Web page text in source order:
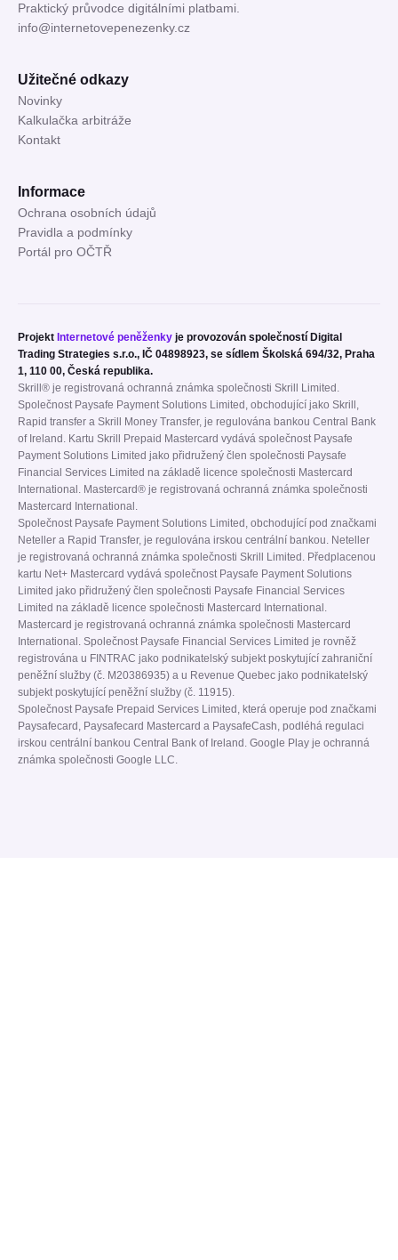
Praktický průvodce digitálními platbami.
info@internetovepenezenky.cz
Užitečné odkazy
Novinky
Kalkulačka arbitráže
Kontakt
Informace
Ochrana osobních údajů
Pravidla a podmínky
Portál pro OČTŘ
Projekt Internetové peněženky je provozován společností Digital
Trading Strategies s.r.o., IČ 04898923, se sídlem Školská 694/32, Praha
1, 110 00, Česká republika.
Skrill® je registrovaná ochranná známka společnosti Skrill Limited.
Společnost Paysafe Payment Solutions Limited, obchodující jako Skrill,
Rapid transfer a Skrill Money Transfer, je regulována bankou Central Bank
of Ireland. Kartu Skrill Prepaid Mastercard vydává společnost Paysafe
Payment Solutions Limited jako přidružený člen společnosti Paysafe
Financial Services Limited na základě licence společnosti Mastercard
International. Mastercard® je registrovaná ochranná známka společnosti
Mastercard International.
Společnost Paysafe Payment Solutions Limited, obchodující pod značkami
Neteller a Rapid Transfer, je regulována irskou centrální bankou. Neteller
je registrovaná ochranná známka společnosti Skrill Limited. Předplacenou
kartu Net+ Mastercard vydává společnost Paysafe Payment Solutions
Limited jako přidružený člen společnosti Paysafe Financial Services
Limited na základě licence společnosti Mastercard International.
Mastercard je registrovaná ochranná známka společnosti Mastercard
International. Společnost Paysafe Financial Services Limited je rovněž
registrována u FINTRAC jako podnikatelský subjekt poskytující zahraniční
peněžní služby (č. M20386935) a u Revenue Quebec jako podnikatelský
subjekt poskytující peněžní služby (č. 11915).
Společnost Paysafe Prepaid Services Limited, která operuje pod značkami
Paysafecard, Paysafecard Mastercard a PaysafeCash, podléhá regulaci
irskou centrální bankou Central Bank of Ireland. Google Play je ochranná
známka společnosti Google LLC.